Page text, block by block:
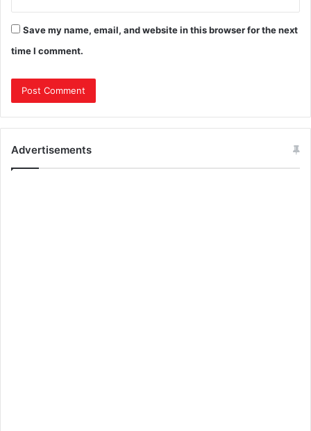
Save my name, email, and website in this browser for the next
time I comment.
Advertisements